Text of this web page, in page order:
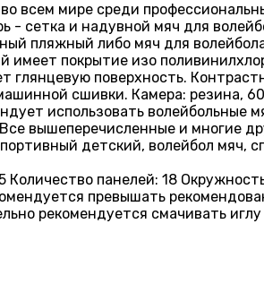
всем мире среди
- сетка и надувной мяч для
пляжный либо мяч для
имеет покрытие изо
поверхность.
сшивки. Камера: резина,
использовать волейбольные
вышеперечисленные и многие
детский, волейбол мяч,
панелей: 18
превышать
рекомендуется смачивать